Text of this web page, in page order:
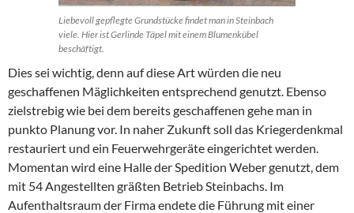
Liebevoll gepflegte Grundstücke findet man in Steinbach
viele. Hier ist Gerlinde Täpel mit einem Blumenkübel
beschäftigt.
Dies sei wichtig, denn auf diese Art würden die neu
geschaffenen Mäglichkeiten entsprechend genutzt. Ebenso
zielstrebig wie bei dem bereits geschaffenen gehe man in
punkto Planung vor. In naher Zukunft soll das Kriegerdenkmal
restauriert und ein Feuerwehrgeräte eingerichtet werden.
Momentan wird eine Halle der Spedition Weber genutzt, dem
mit 54 Angestellten gräßten Betrieb Steinbachs. Im
Aufenthaltsraum der Firma endete die Führung mit einer